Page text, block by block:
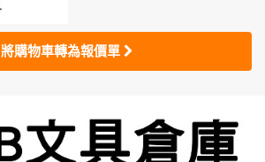
將購物車轉為報價單